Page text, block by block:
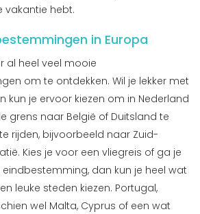
vakantie hebt.
in Europa
al heel veel mooie
om te ontdekken. Wil je lekker met
kun je ervoor kiezen om in Nederland
grens naar België of Duitsland te
rijden, bijvoorbeeld naar Zuid-
Kies je voor een vliegreis of ga je
dan kun je heel wat
leuke steden kiezen. Portugal,
wel Malta, Cyprus of een wat